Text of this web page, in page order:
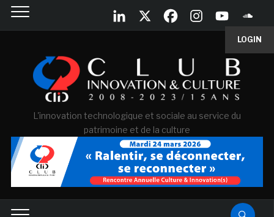
LOGIN
L'innovation technologique et sociale au service du
patrimoine et de la culture